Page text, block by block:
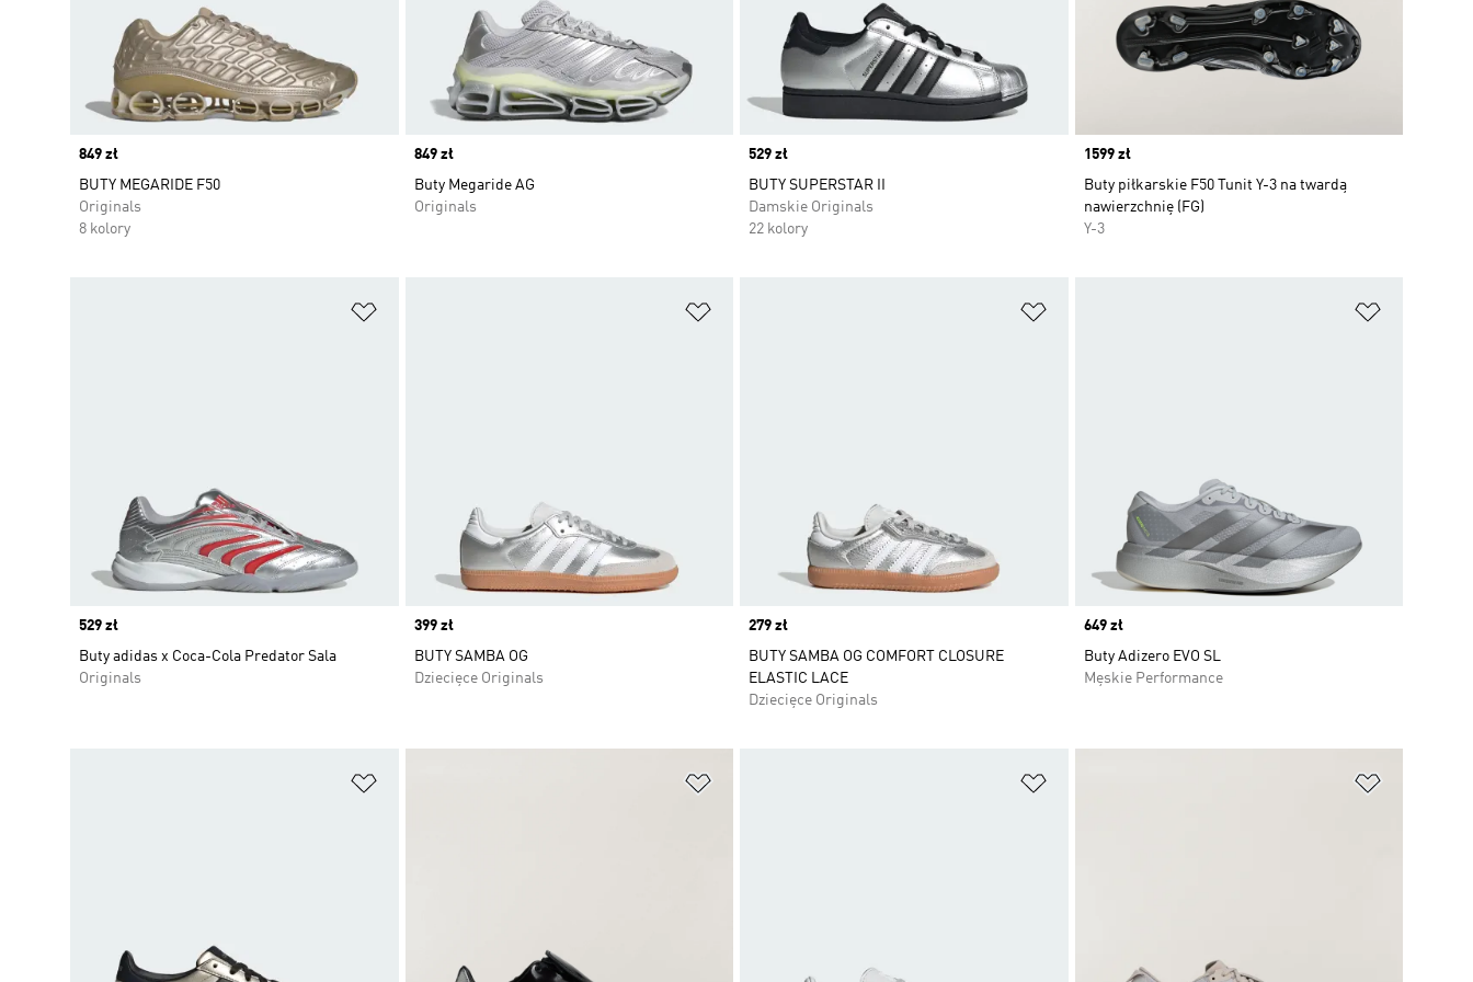
Price
849 zł
BUTY MEGARIDE F50
Originals
8 kolory
Price
849 zł
Buty Megaride AG
Originals
Price
529 zł
BUTY SUPERSTAR II
Damskie Originals
22 kolory
Price
1599 zł
Buty piłkarskie F50 Tunit Y-3 na twardą
nawierzchnię (FG)
Y-3
Price
529 zł
Buty adidas x Coca-Cola Predator Sala
Originals
Price
399 zł
BUTY SAMBA OG
Dziecięce Originals
Price
279 zł
BUTY SAMBA OG COMFORT CLOSURE
ELASTIC LACE
Dziecięce Originals
Price
649 zł
Buty Adizero EVO SL
Męskie Performance